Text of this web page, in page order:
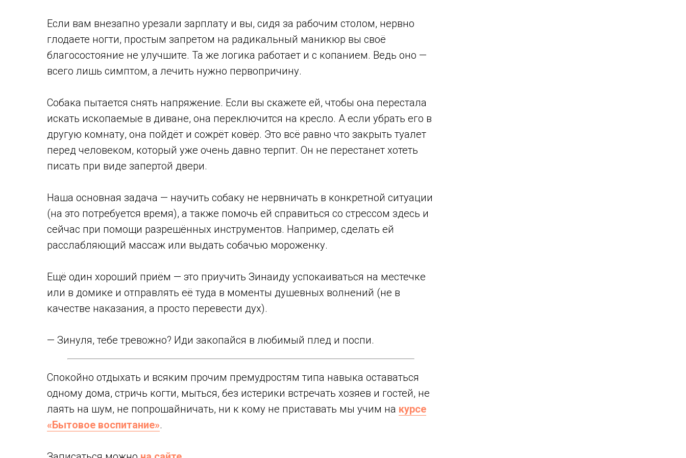
Если вам внезапно урезали зарплату и вы, сидя за рабочим столом, нервно
глодаете ногти, простым запретом на радикальный маникюр вы своё
благосостояние не улучшите. Та же логика работает и с копанием. Ведь оно —
всего лишь симптом, а лечить нужно первопричину.
Собака пытается снять напряжение. Если вы скажете ей, чтобы она перестала
искать ископаемые в диване, она переключится на кресло. А если убрать его в
другую комнату, она пойдёт и сожрёт ковёр. Это всё равно что закрыть туалет
перед человеком, который уже очень давно терпит. Он не перестанет хотеть
писать при виде запертой двери.
Наша основная задача — научить собаку не нервничать в конкретной ситуации
(на это потребуется время), а также помочь ей справиться со стрессом здесь и
сейчас при помощи разрешённых инструментов. Например, сделать ей
расслабляющий массаж или выдать собачью мороженку.
Ещё один хороший приём — это приучить Зинаиду успокаиваться на местечке
или в домике и отправлять её туда в моменты душевных волнений (не в
качестве наказания, а просто перевести дух).
— Зинуля, тебе тревожно? Иди закопайся в любимый плед и поспи.
Спокойно отдыхать и всяким прочим премудростям типа навыка оставаться
одному дома, стричь когти, мыться, без истерики встречать хозяев и гостей, не
лаять на шум, не попрошайничать, ни к кому не приставать мы учим на курсе
«Бытовое воспитание».